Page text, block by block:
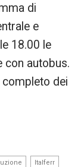
di
e
18.00 le
con autobus.
completo dei
Italferr